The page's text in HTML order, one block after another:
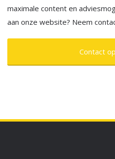
maximale content en
aan onze website? Neem
Contact